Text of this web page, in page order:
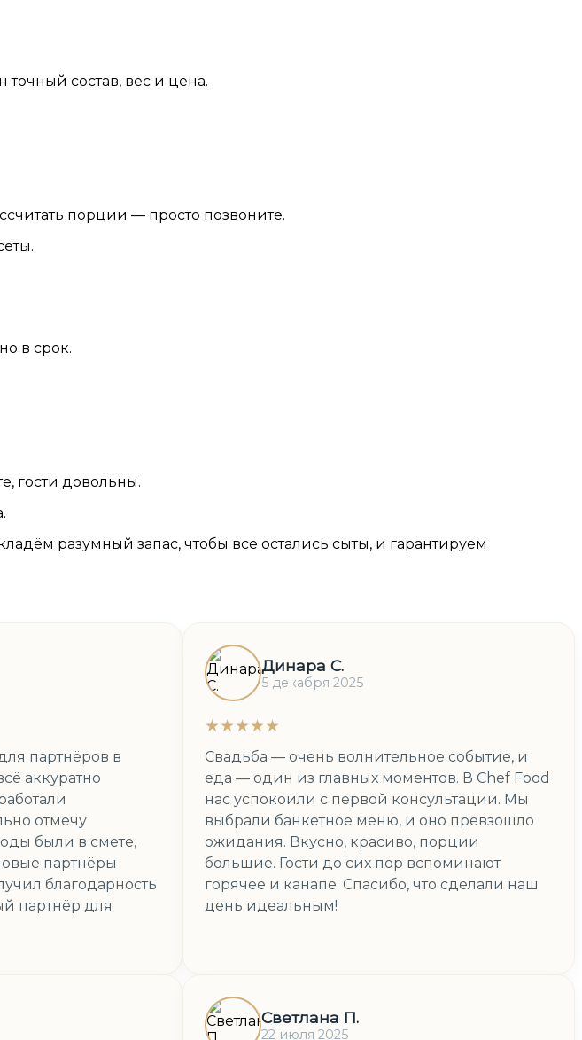
состав, вес и цена.
порции — просто позвоните.
в срок.
гости довольны.
разумный запас, чтобы все остались сыты, и гарантируем
партнёров в
аккуратно
отмечу
были в смете,
партнёры
благодарность
партнёр для
Динара С.
5 декабря 2025
★★★★★
Свадьба — очень волнительное событие, и
еда — один из главных моментов. В Chef Food
нас успокоили с первой консультации. Мы
выбрали банкетное меню, и оно превзошло
ожидания. Вкусно, красиво, порции
большие. Гости до сих пор вспоминают
горячее и канапе. Спасибо, что сделали наш
день идеальным!
Светлана П.
22 июля 2025